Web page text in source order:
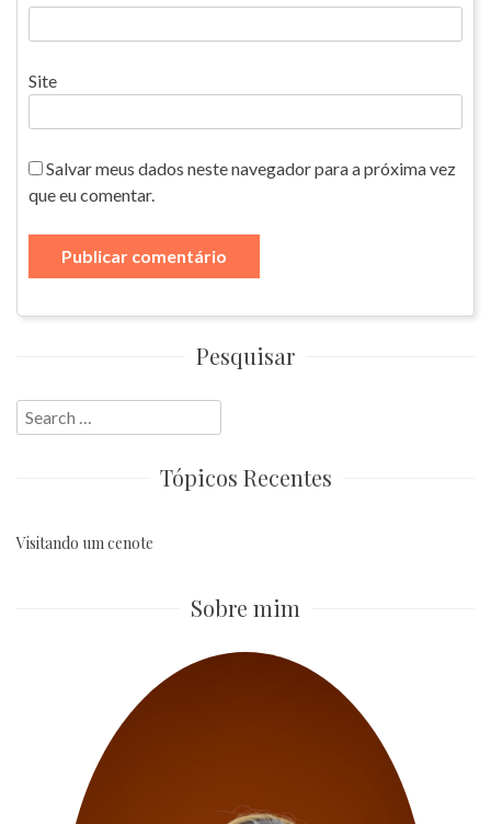
Site
Salvar meus dados neste navegador para a próxima vez
que eu comentar.
Pesquisar
Search
for:
Tópicos Recentes
Visitando um cenote
Sobre mim